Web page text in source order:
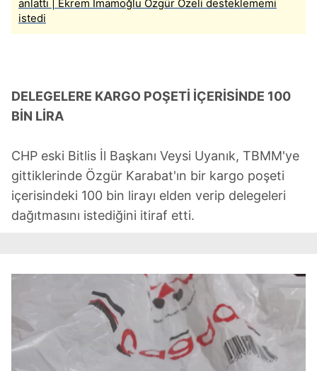
anlattı | Ekrem İmamoğlu Özgür Özeli desteklememi
istedi
DELEGELERE KARGO POŞETİ İÇERİSİNDE 100
BİN LİRA
CHP eski Bitlis İl Başkanı Veysi Uyanık, TBMM'ye
gittiklerinde Özgür Karabat'ın bir kargo poşeti
içerisindeki 100 bin lirayı elden verip delegeleri
dağıtmasını istediğini itiraf etti.